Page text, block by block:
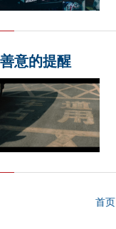
善意的提醒
首页